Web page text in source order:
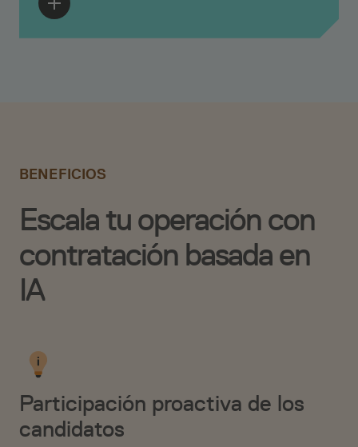
Escala tu operación con
contratación basada en
IA
BENEFICIOS
Participación proactiva de los
candidatos